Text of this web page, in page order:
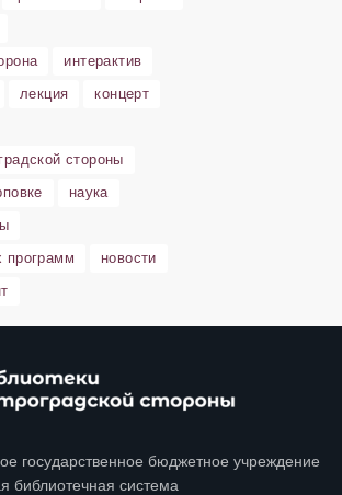
интерактив
лекция
концерт
стороны
наука
программ
новости
государственное бюджетное учреждение
библиотечная система